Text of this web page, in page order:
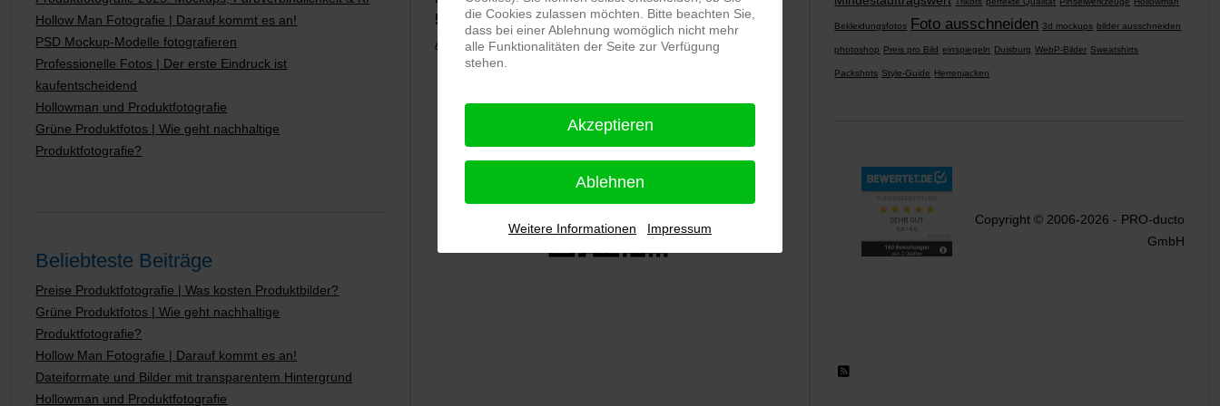
Hollow Man Fotografie | Darauf kommt es an!
PSD Mockup-Modelle fotografieren
Professionelle Fotos | Der erste Eindruck ist
kaufentscheidend
Hollowman und Produktfotografie
Grüne Produktfotos | Wie geht nachhaltige
Produktfotografie?
Beliebteste Beiträge
Preise Produktfotografie | Was kosten Produktbilder?
Grüne Produktfotos | Wie geht nachhaltige
Produktfotografie?
Hollow Man Fotografie | Darauf kommt es an!
Dateiformate und Bilder mit transparentem Hintergrund
Hollowman und Produktfotografie
5,0 ⭐⭐⭐⭐⭐bei 144 Google-Rezensionen (Stand 02.01.2026)
Alle Rezensionen ansehen|Bewertung abgeben
Bekleidungsfotos Foto ausschneiden 3d mockups bilder ausschneiden
photoshop Preis pro Bild einspiegeln Duisburg WebP-Bilder Sweatshirts
Packshots Style-Guide Herrenjacken
Copyright © 2006-2026 - PRO-ducto
GmbH
die Cookies zulassen möchten. Bitte beachten Sie,
dass bei einer Ablehnung womöglich nicht mehr
alle Funktionalitäten der Seite zur Verfügung
stehen.
Akzeptieren
Ablehnen
Weitere Informationen Impressum